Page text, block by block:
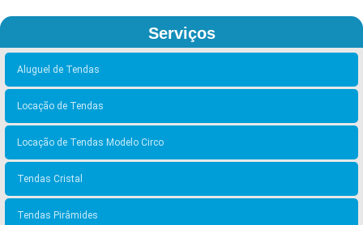
Serviços
Aluguel de Tendas
Locação de Tendas
Locação de Tendas Modelo Circo
Tendas Cristal
Tendas Pirâmides